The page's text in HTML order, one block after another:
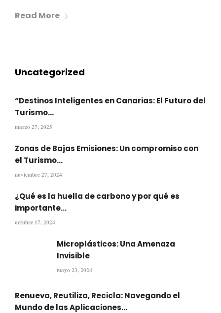
Read More
Uncategorized
“Destinos Inteligentes en Canarias: El Futuro del
Turismo...
marzo 27, 2025
Zonas de Bajas Emisiones: Un compromiso con
el Turismo...
noviembre 27, 2024
¿Qué es la huella de carbono y por qué es
importante...
octubre 17, 2024
Microplásticos: Una Amenaza
Invisible
mayo 23, 2024
Renueva, Reutiliza, Recicla: Navegando el
Mundo de las Aplicaciones...